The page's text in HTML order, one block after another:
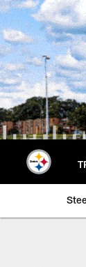
Skip
to
main
content